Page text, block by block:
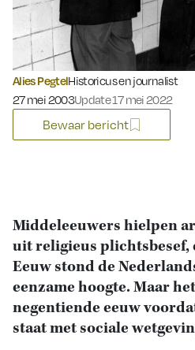
Alies PegtelHistoricus en journalist
Gepubliceerd op:
27 mei 2003Update 17 mei 2022
Bewaar bericht
Middeleeuwers hielpen
uit religieus plichtsbesef,
Eeuw stond de
eenzame hoogte. Maar
negentiende eeuw
staat met sociale